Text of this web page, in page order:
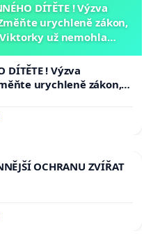
DÍTĚTE ! Výzva
urychleně zákon,
už nemohla
DÍTĚTE ! Výzva
urychleně zákon,
už nemohla opakovat!
OCHRANU ZVÍŘAT